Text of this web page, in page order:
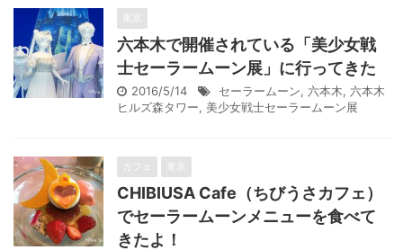
東京
六本木で開催されている「美少女戦
士セーラームーン展」に行ってきた
2016/5/14 セーラームーン, 六本木, 六本木
ヒルズ森タワー, 美少女戦士セーラームーン展
カフェ 東京
CHIBIUSA Cafe（ちびうさカフェ）
でセーラームーンメニューを食べて
きたよ！